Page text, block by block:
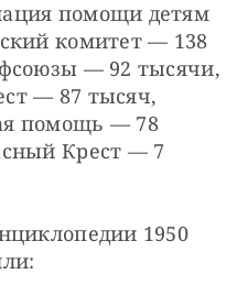
помощи детям
комитет — 138
— 92 тысячи,
— 87 тысяч,
помощь — 78
Крест — 7
1950